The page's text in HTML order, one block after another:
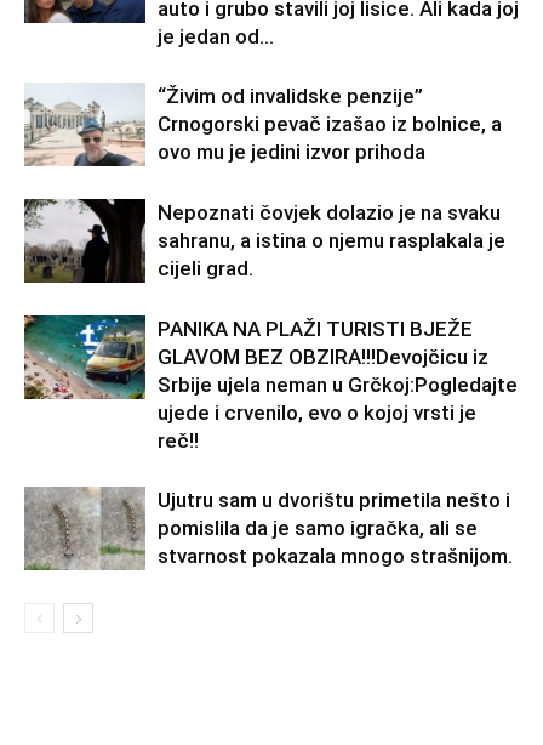
auto i grubo stavili joj lisice. Ali kada joj
je jedan od...
“Živim od invalidske penzije”
Crnogorski pevač izašao iz bolnice, a
ovo mu je jedini izvor prihoda
Nepoznati čovjek dolazio je na svaku
sahranu, a istina o njemu rasplakala je
cijeli grad.
PANIKA NA PLAŽI TURISTI BJEŽE
GLAVOM BEZ OBZIRA!!!Devojčicu iz
Srbije ujela neman u Grčkoj:Pogledajte
ujede i crvenilo, evo o kojoj vrsti je
reč!!
Ujutru sam u dvorištu primetila nešto i
pomislila da je samo igračka, ali se
stvarnost pokazala mnogo strašnijom.